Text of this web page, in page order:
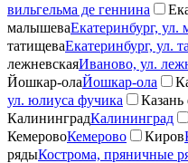
вильгельма де геннина
малышеваЕкатеринбург, ул.
татищеваЕкатеринбург, ул.
лежневскаяИваново, ул.
Йошкар-олаЙошкар-ола
ул. юлиуса фучика
Казань
КалининградКалининград
КемеровоКемерово Киров
рядыКострома, пряничные